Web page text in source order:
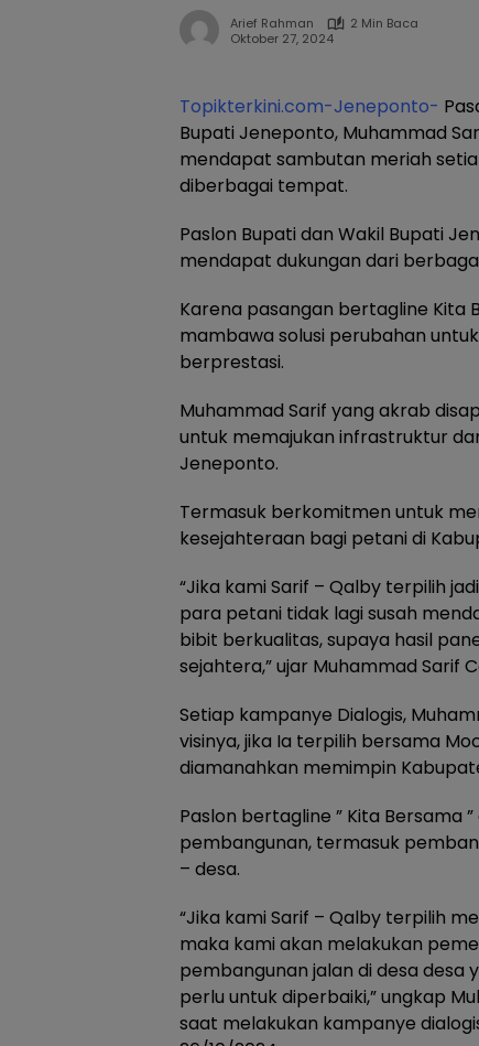
Arief Rahman
2 Min Baca
Oktober 27, 2024
Topikterkini.com-Jeneponto-
Bupati Jeneponto, Muhammad
mendapat sambutan meriah
diberbagai tempat.
Paslon Bupati dan Wakil Bupati
mendapat dukungan dari
Karena pasangan bertagline Kita
mambawa solusi perubahan
berprestasi.
Muhammad Sarif yang akrab
untuk memajukan infrastruktur
Jeneponto.
Termasuk berkomitmen untuk
kesejahteraan bagi petani di
“Jika kami Sarif – Qalby terpilih
para petani tidak lagi susah
bibit berkualitas, supaya hasil
sejahtera,” ujar Muhammad Sarif
Setiap kampanye Dialogis,
visinya, jika Ia terpilih bersama
diamanahkan memimpin
Paslon bertagline ” Kita Bersama
pembangunan, termasuk
– desa.
“Jika kami Sarif – Qalby terpilih
maka kami akan melakukan
pembangunan jalan di desa desa
perlu untuk diperbaiki,” ungkap
saat melakukan kampanye